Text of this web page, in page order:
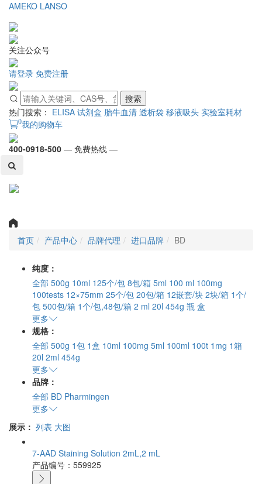
AMEKO LANSO
关注公众号
请登录 免费注册
搜索
热门搜索： ELISA 试剂盒 胎牛血清 透析袋 移液吸头 实验室耗材
0我的购物车
400-0918-500 — 免费热线 —
首页 产品中心 品牌代理 进口品牌 BD
纯度：
全部 500g 10ml 125个/包 8包/箱 5ml 100 ml 100mg
100tests 12×75mm 25个/包 20包/箱 12嵌套/块 2块/箱 1个/
包 500包/箱 1个/包,48包/箱 2 ml 20l 454g 瓶 盒
更多
规格：
全部 500g 1包 1盒 10ml 100mg 5ml 100ml 100t 1mg 1箱
20l 2ml 454g
更多
品牌：
全部 BD Pharmingen
更多
展示： 列表 大图
7-AAD Staining Solution 2mL,2 mL
产品编号：559925